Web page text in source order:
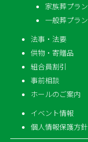
家族葬プラン
一般葬プラン
法事・法要
供物・寄贈品
組合員割引
事前相談
ホールのご案内
イベント情報
個人情報保護方針